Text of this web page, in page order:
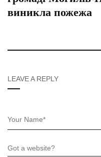
виникла пожежа
LEAVE A REPLY